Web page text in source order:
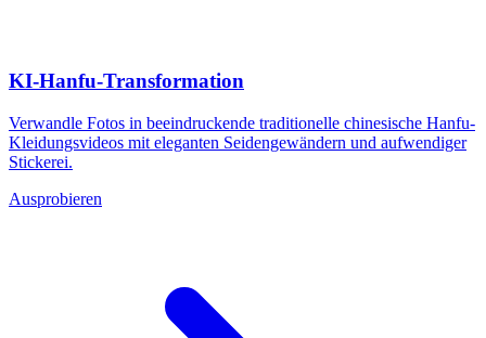
KI-Hanfu-Transformation
Verwandle Fotos in beeindruckende traditionelle chinesische Hanfu-
Kleidungsvideos mit eleganten Seidengewändern und aufwendiger
Stickerei.
Ausprobieren